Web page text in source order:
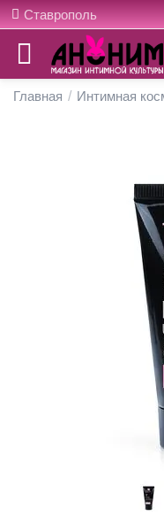
Ставрополь
Главная / Интимная